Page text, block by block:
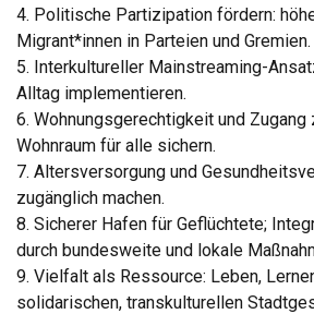
4. Politische Partizipation fördern:
Migrant*innen in Parteien und Gremien.
5. Interkultureller Mainstreaming-
Alltag implementieren.
6. Wohnungsgerechtigkeit und Zugang
Wohnraum für alle sichern.
7. Altersversorgung und
zugänglich machen.
8. Sicherer Hafen für Geflüchtete;
durch bundesweite und lokale
9. Vielfalt als Ressource: Leben,
solidarischen, transkulturellen